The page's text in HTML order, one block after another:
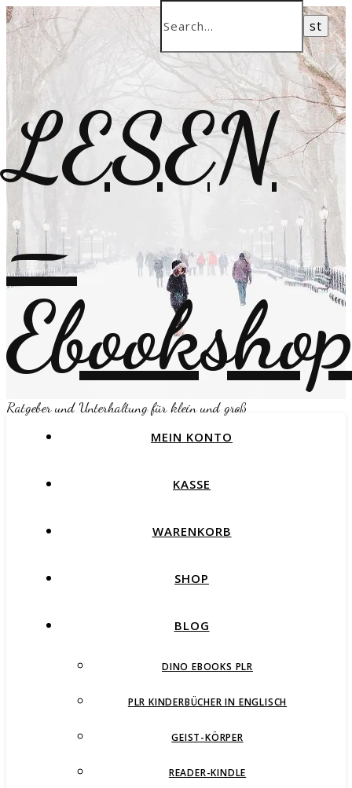
LESEN
–
Ebookshop
Ratgeber und Unterhaltung für klein und groß
MEIN KONTO
KASSE
WARENKORB
SHOP
BLOG
DINO EBOOKS PLR
PLR KINDERBÜCHER IN ENGLISCH
GEIST-KÖRPER
READER-KINDLE